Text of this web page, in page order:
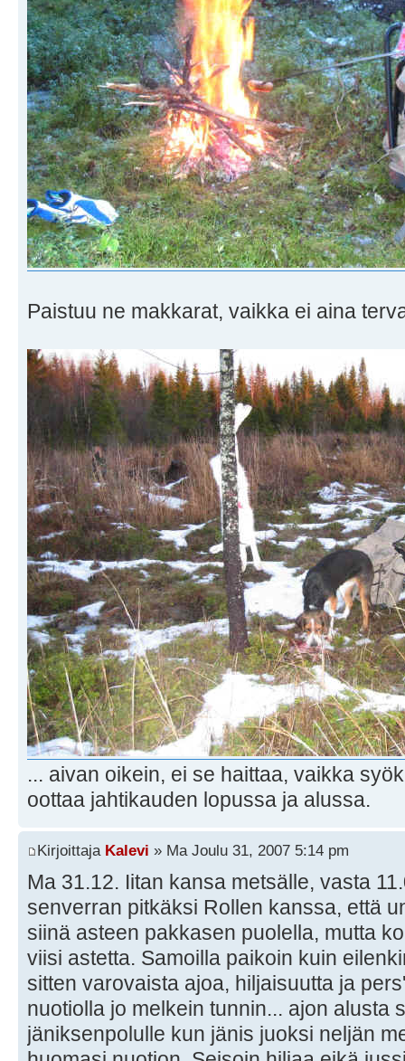
Paistuu ne makkarat, vaikka ei aina
... aivan oikein, ei se haittaa, vaikka
oottaa jahtikauden lopussa ja alussa.
Kirjoittaja Kalevi » Ma Joulu 31, 2007 5:14 pm
Ma 31.12. Iitan kansa metsälle, vasta
senverran pitkäksi Rollen kanssa, että
siinä asteen pakkasen puolella, mutta
viisi astetta. Samoilla paikoin kuin
sitten varovaista ajoa, hiljaisuutta ja
nuotiolla jo melkein tunnin... ajon alusta
jäniksenpolulle kun jänis juoksi neljän